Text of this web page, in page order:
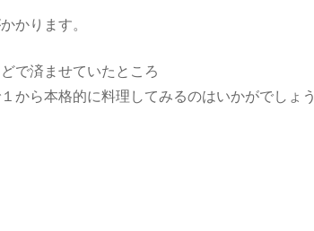
かります。
で済ませていたところ
から本格的に料理してみるのはいかがでしょう